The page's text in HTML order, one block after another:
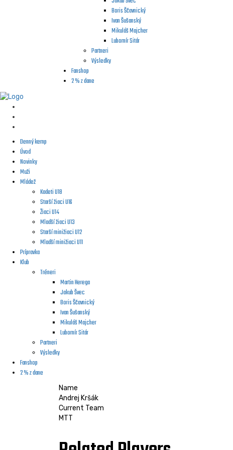
Boris Ščavnický
Ivan Šušanský
Mikuláš Majcher
Lubomír Sitár
Partneri
Výsledky
Fanshop
2 % z dane
Denný kemp
Úvod
Novinky
Muži
Mládež
Kadeti U18
Starší žiaci U16
Žiaci U14
Mladší žiaci U13
Starší minižiaci U12
Mladší minižiaci U11
Prípravka
Klub
Tréneri
Martin Herega
Jakub Švec
Boris Ščavnický
Ivan Šušanský
Mikuláš Majcher
Lubomír Sitár
Partneri
Výsledky
Fanshop
2 % z dane
Name
Andrej Kršák
Current Team
MTT